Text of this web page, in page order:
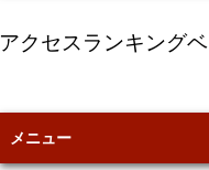
アクセスランキングベ
メニュー